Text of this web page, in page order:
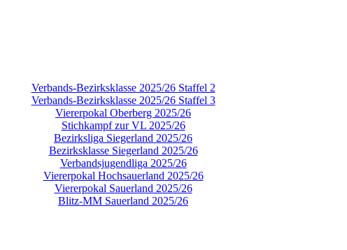
Verbands-Bezirksklasse 2025/26 Staffel 2
Verbands-Bezirksklasse 2025/26 Staffel 3
Viererpokal Oberberg 2025/26
Stichkampf zur VL 2025/26
Bezirksliga Siegerland 2025/26
Bezirksklasse Siegerland 2025/26
Verbandsjugendliga 2025/26
Viererpokal Hochsauerland 2025/26
Viererpokal Sauerland 2025/26
Blitz-MM Sauerland 2025/26